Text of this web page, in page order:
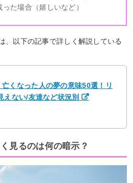
った場合（嬉しいなど）
、以下の記事で詳しく解説している
亡くなった人の夢の意味50選！リ
えない/友達など状況別
見るのは何の暗示？